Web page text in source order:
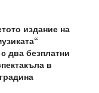
издание на
два безплатни
в